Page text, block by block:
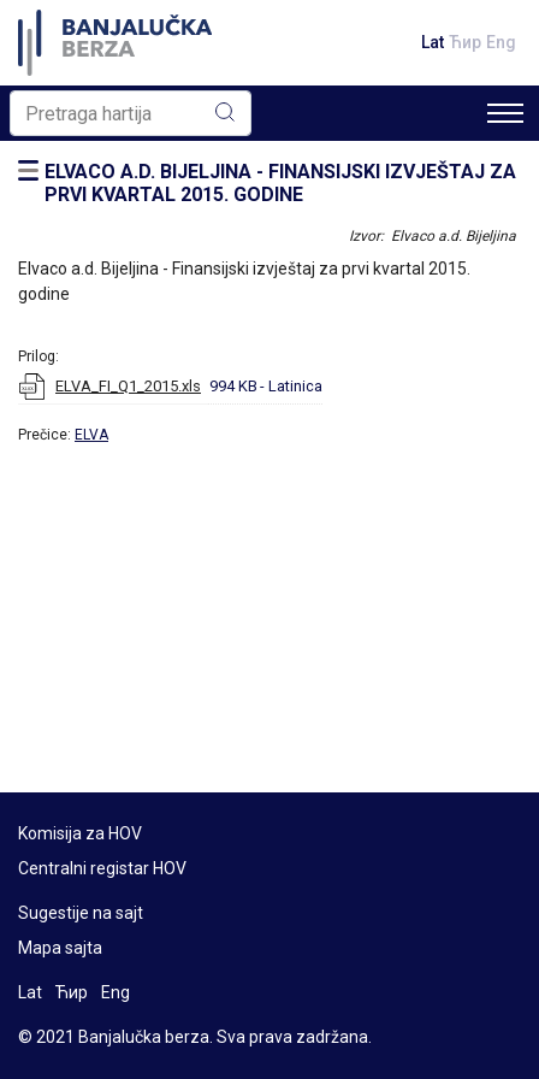
Lat Ћир Eng
ELVACO A.D. BIJELJINA - FINANSIJSKI IZVJEŠTAJ ZA
PRVI KVARTAL 2015. GODINE
Izvor: Elvaco a.d. Bijeljina
Elvaco a.d. Bijeljina - Finansijski izvještaj za prvi kvartal 2015.
godine
Prilog:
ELVA_FI_Q1_2015.xls 994 KB - Latinica
Prečice: ELVA
Komisija za HOV
Centralni registar HOV
Sugestije na sajt
Mapa sajta
Lat Ћир Eng
© 2021 Banjalučka berza. Sva prava zadržana.